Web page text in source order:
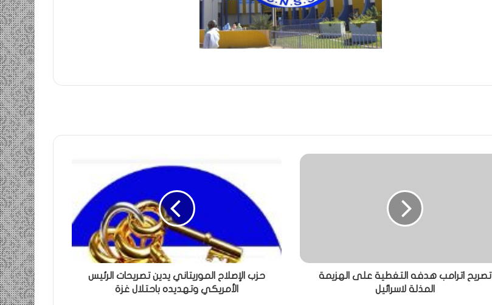
تصريح اترامب هدفه التغطية على الهزيمة
المذلة لاسرائيل
حزب الإصلاح الموريتاني يدين تصريحات الرئيس
الأمريكي وتهديده باحتلال غزة